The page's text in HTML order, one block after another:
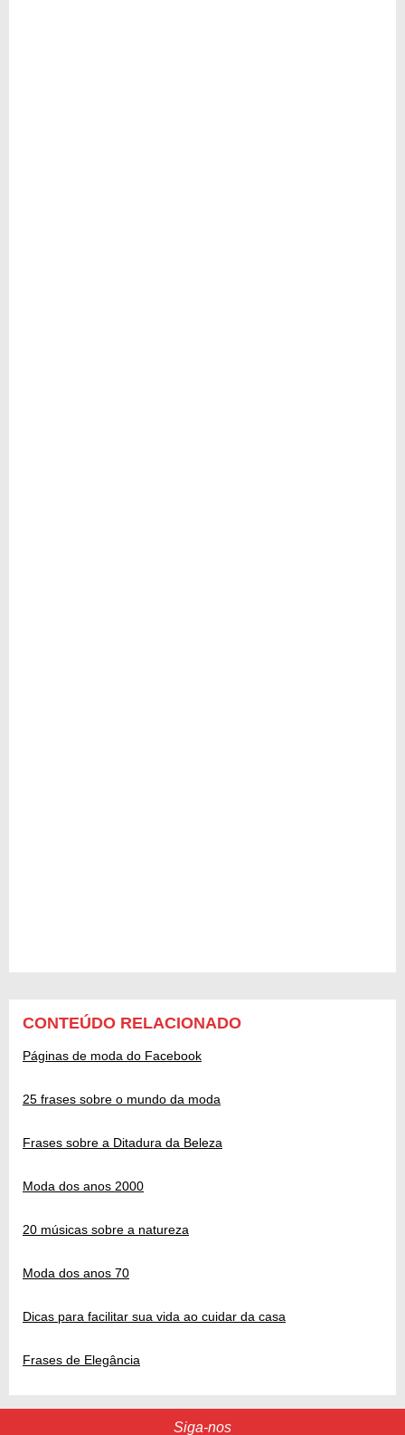
CONTEÚDO RELACIONADO
Páginas de moda do Facebook
25 frases sobre o mundo da moda
Frases sobre a Ditadura da Beleza
Moda dos anos 2000
20 músicas sobre a natureza
Moda dos anos 70
Dicas para facilitar sua vida ao cuidar da casa
Frases de Elegância
Siga-nos